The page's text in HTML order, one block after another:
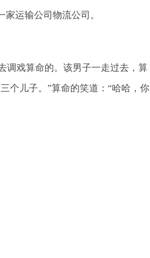
运输公司物流公司。
戏算命的。该男子一走过去，算
个儿子。”算命的笑道：“哈哈，你